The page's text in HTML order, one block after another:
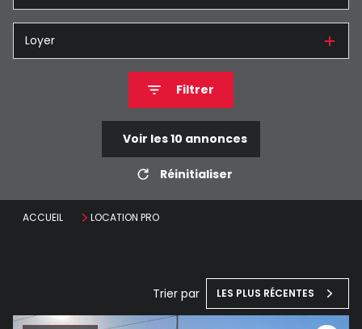
Loyer
Filtrer
Voir les10 annonces
Réinitialiser
ACCUEIL LOCATION PRO
Trier par LES PLUS RÉCENTES